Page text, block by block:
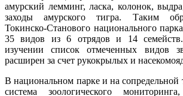
амурский лемминг, ласка, колонок,
заходы амурского тигра. Таким
Токинско-Станового национального
35 видов из 6 отрядов и 14
изучении список отмеченных видов
расширен за счет рукокрылых и
В национальном парке и на сопредельной
система зоологического